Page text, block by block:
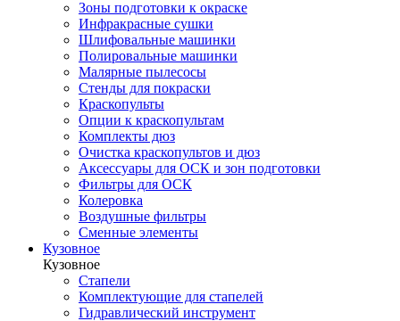
Зоны подготовки к окраске
Инфракрасные сушки
Шлифовальные машинки
Полировальные машинки
Малярные пылесосы
Стенды для покраски
Краскопульты
Опции к краскопультам
Комплекты дюз
Очистка краскопультов и дюз
Аксессуары для ОСК и зон подготовки
Фильтры для ОСК
Колеровка
Воздушные фильтры
Сменные элементы
Кузовное
Кузовное
Стапели
Комплектующие для стапелей
Гидравлический инструмент